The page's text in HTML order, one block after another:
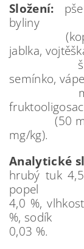
Složení:
byliny
(kopřiva,
jablka,
špenát,
semínko,
(50 mg/
mg/kg).
Analytické
hrubý tuk
popel
4,0 %,
%, sodík
0,03 %.